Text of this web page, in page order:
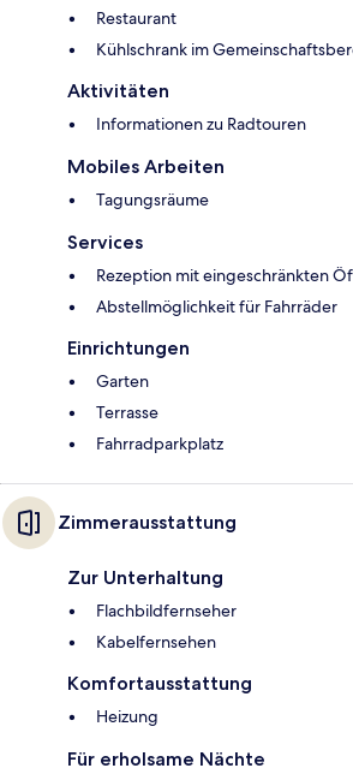
Restaurant
Kühlschrank im
Aktivitäten
Informationen zu Radtouren
Mobiles Arbeiten
Tagungsräume
Services
Rezeption mit eingeschränkten
Abstellmöglichkeit für Fahrräder
Einrichtungen
Garten
Terrasse
Fahrradparkplatz
Zimmerausstattung
Zur Unterhaltung
Flachbildfernseher
Kabelfernsehen
Komfortausstattung
Heizung
Für erholsame Nächte